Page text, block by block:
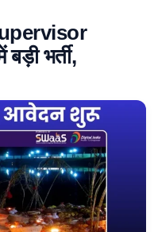
भर्ती,